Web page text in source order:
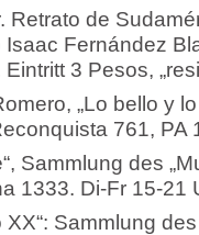
Retrato de
Isaac Fernández
3 Pesos,
„Lo bello y
761, PA
Sammlung des
1333. Di-Fr 15-21
XX“: Sammlung